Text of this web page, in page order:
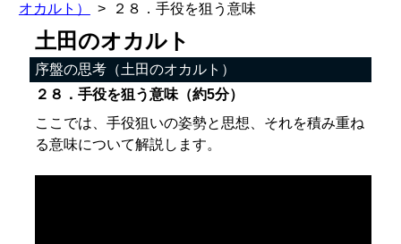
オカルト）
２８．手役を狙う意味
土田のオカルト
序盤の思考（土田のオカルト）
２８．手役を狙う意味（約5分）
ここでは、手役狙いの姿勢と思想、それを積み重ね
る意味について解説します。